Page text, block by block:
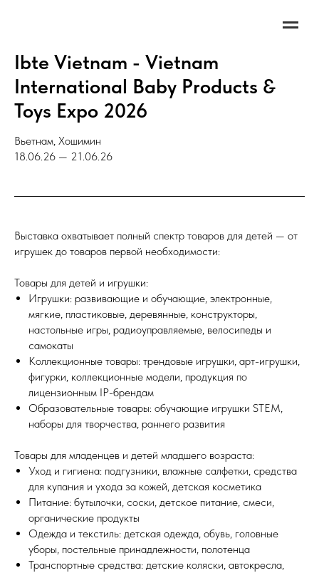
Ibte Vietnam - Vietnam
International Baby Products &
Toys Expo 2026
Вьетнам, Хошимин
18.06.26 — 21.06.26
Выставка охватывает полный спектр товаров для детей — от
игрушек до товаров первой необходимости:
Товары для детей и игрушки:
Игрушки: развивающие и обучающие, электронные,
мягкие, пластиковые, деревянные, конструкторы,
настольные игры, радиоуправляемые, велосипеды и
самокаты
Коллекционные товары: трендовые игрушки, арт-игрушки,
фигурки, коллекционные модели, продукция по
лицензионным IP-брендам
Образовательные товары: обучающие игрушки STEM,
наборы для творчества, раннего развития
Товары для младенцев и детей младшего возраста:
Уход и гигиена: подгузники, влажные салфетки, средства
для купания и ухода за кожей, детская косметика
Питание: бутылочки, соски, детское питание, смеси,
органические продукты
Одежда и текстиль: детская одежда, обувь, головные
уборы, постельные принадлежности, полотенца
Транспортные средства: детские коляски, автокресла,